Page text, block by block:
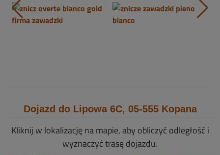
Dojazd do Lipowa 6C, 05-555 Kopana
Kliknij w lokalizację na mapie, aby obliczyć odległość i
wyznaczyć trasę dojazdu.